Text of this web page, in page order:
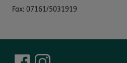
Fax: 07161/5031919